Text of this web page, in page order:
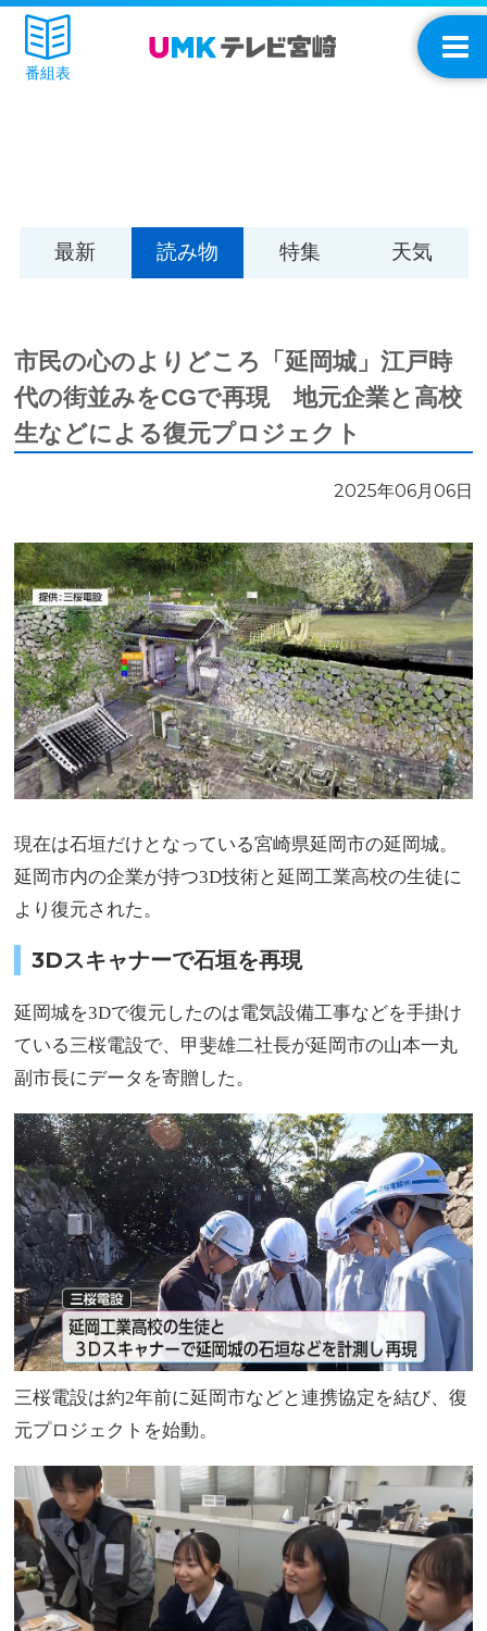
番組表
最新 読み物 特集 天気
市民の心のよりどころ「延岡城」江戸時
代の街並みをCGで再現 地元企業と高校
生などによる復元プロジェクト
2025年06月06日
現在は石垣だけとなっている宮崎県延岡市の延岡城。
延岡市内の企業が持つ3D技術と延岡工業高校の生徒に
より復元された。
3Dスキャナーで石垣を再現
延岡城を3Dで復元したのは電気設備工事などを手掛け
ている三桜電設で、甲斐雄二社長が延岡市の山本一丸
副市長にデータを寄贈した。
三桜電設は約2年前に延岡市などと連携協定を結び、復
元プロジェクトを始動。